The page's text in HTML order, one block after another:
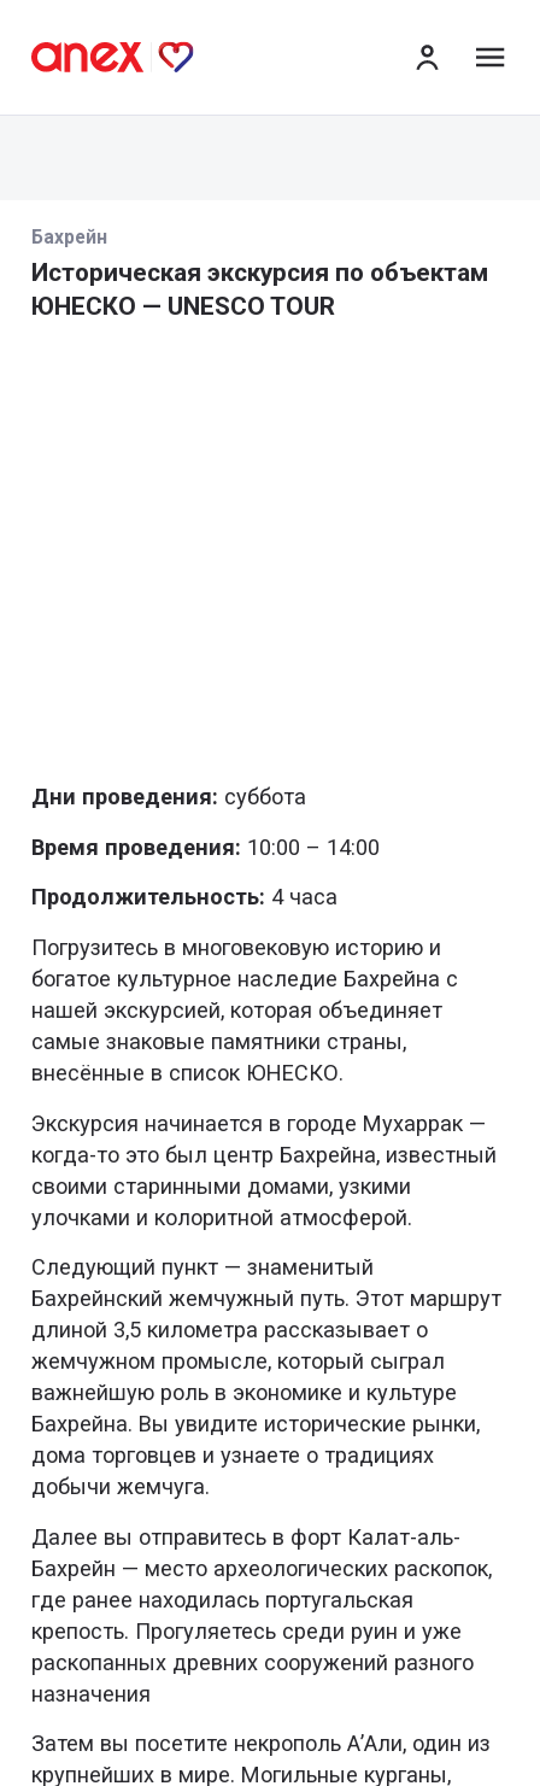
Бахрейн
Историческая экскурсия по объектам
ЮНЕСКО — UNESCO TOUR
Дни проведения: суббота
Время проведения: 10:00 – 14:00
Продолжительность: 4 часа
Погрузитесь в многовековую историю и
богатое культурное наследие Бахрейна с
нашей экскурсией, которая объединяет
самые знаковые памятники страны,
внесённые в список ЮНЕСКО.
Экскурсия начинается в городе Мухаррак —
когда-то это был центр Бахрейна, известный
своими старинными домами, узкими
улочками и колоритной атмосферой.
Следующий пункт — знаменитый
Бахрейнский жемчужный путь. Этот маршрут
длиной 3,5 километра рассказывает о
жемчужном промысле, который сыграл
важнейшую роль в экономике и культуре
Бахрейна. Вы увидите исторические рынки,
дома торговцев и узнаете о традициях
добычи жемчуга.
Далее вы отправитесь в форт Калат-аль-
Бахрейн — место археологических раскопок,
где ранее находилась португальская
крепость. Прогуляетесь среди руин и уже
раскопанных древних сооружений разного
назначения
Затем вы посетите некрополь А’Али, один из
крупнейших в мире. Могильные курганы,